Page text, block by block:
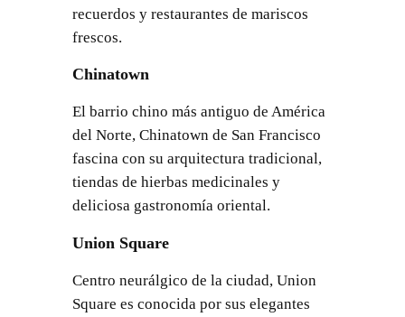
recuerdos y restaurantes de mariscos
frescos.
Chinatown
El barrio chino más antiguo de América
del Norte, Chinatown de San Francisco
fascina con su arquitectura tradicional,
tiendas de hierbas medicinales y
deliciosa gastronomía oriental.
Union Square
Centro neurálgico de la ciudad, Union
Square es conocida por sus elegantes